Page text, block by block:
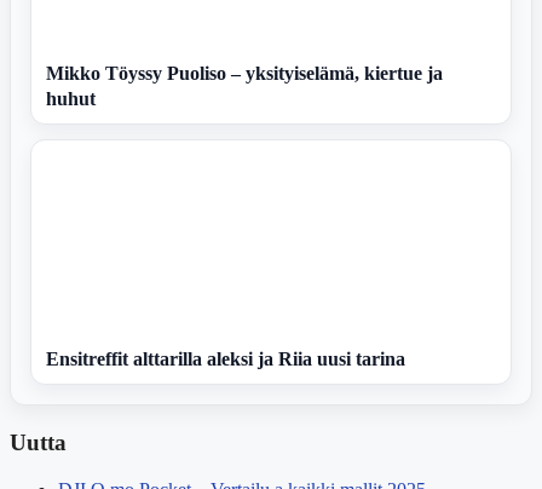
Mikko Töyssy Puoliso – yksityiselämä, kiertue ja
huhut
Ensitreffit alttarilla aleksi ja Riia uusi tarina
Uutta